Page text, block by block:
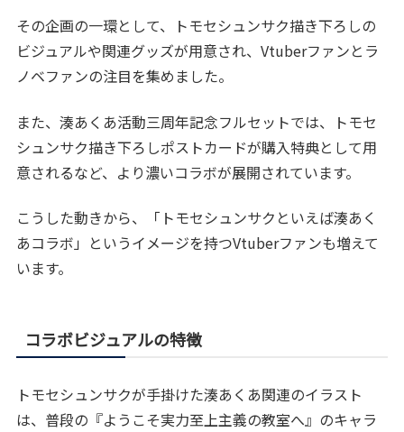
その企画の一環として、トモセシュンサク描き下ろしの
ビジュアルや関連グッズが用意され、Vtuberファンとラ
ノベファンの注目を集めました。
また、湊あくあ活動三周年記念フルセットでは、トモセ
シュンサク描き下ろしポストカードが購入特典として用
意されるなど、より濃いコラボが展開されています。
こうした動きから、「トモセシュンサクといえば湊あく
あコラボ」というイメージを持つVtuberファンも増えて
います。
コラボビジュアルの特徴
トモセシュンサクが手掛けた湊あくあ関連のイラスト
は、普段の『ようこそ実力至上主義の教室へ』のキャラ